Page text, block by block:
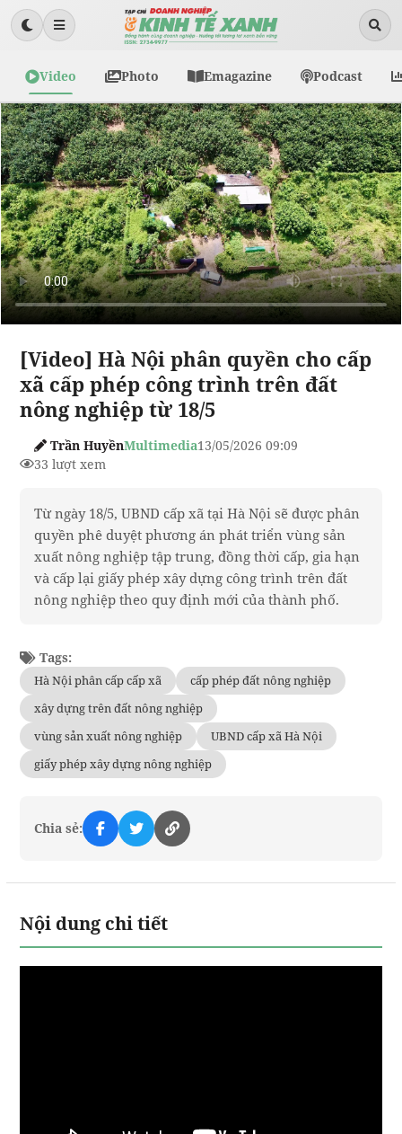
Video Photo Emagazine Podcast
[Video] Hà Nội phân quyền cho cấp
xã cấp phép công trình trên đất
nông nghiệp từ 18/5
Trần HuyềnMultimedia13/05/2026 09:09
33 lượt xem
Từ ngày 18/5, UBND cấp xã tại Hà Nội sẽ được phân
quyền phê duyệt phương án phát triển vùng sản
xuất nông nghiệp tập trung, đồng thời cấp, gia hạn
và cấp lại giấy phép xây dựng công trình trên đất
nông nghiệp theo quy định mới của thành phố.
Tags:
Hà Nội phân cấp cấp xã
cấp phép đất nông nghiệp
xây dựng trên đất nông nghiệp
vùng sản xuất nông nghiệp
UBND cấp xã Hà Nội
giấy phép xây dựng nông nghiệp
Chia sẻ:
Nội dung chi tiết